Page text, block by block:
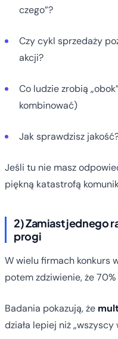
czego”?
Czy cykl sprzedaży
akcji?
Co ludzie zrobią
kombinować)
Jak sprawdzisz
Jeśli tu nie masz
piękną katastrofą
2) Zamiast jednego
progi
W wielu firmach konkurs
potem zdziwienie, że
Badania pokazują, że
działa lepiej niż